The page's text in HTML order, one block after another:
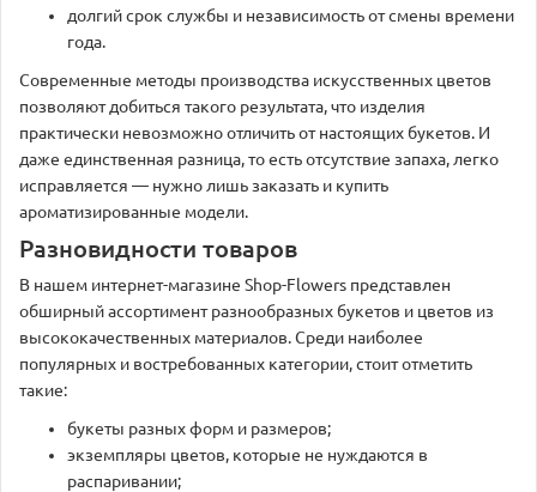
долгий срок службы и независимость от смены времени
года.
Современные методы производства искусственных цветов
позволяют добиться такого результата, что изделия
практически невозможно отличить от настоящих букетов. И
даже единственная разница, то есть отсутствие запаха, легко
исправляется — нужно лишь заказать и купить
ароматизированные модели.
Разновидности товаров
В нашем интернет-магазине Shop-Flowers представлен
обширный ассортимент разнообразных букетов и цветов из
высококачественных материалов. Среди наиболее
популярных и востребованных категории, стоит отметить
такие:
букеты разных форм и размеров;
экземпляры цветов, которые не нуждаются в
распаривании;